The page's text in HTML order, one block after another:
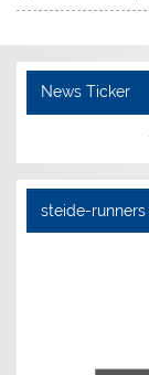
News Ticker
steide-runners